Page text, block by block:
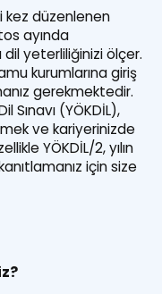
kez düzenlenen
ayında
dil yeterliliğinizi ölçer.
kurumlarına giriş
gerekmektedir.
Sınavı (YÖKDİL),
ve kariyerinizde
YÖKDİL/2, yılın
için size